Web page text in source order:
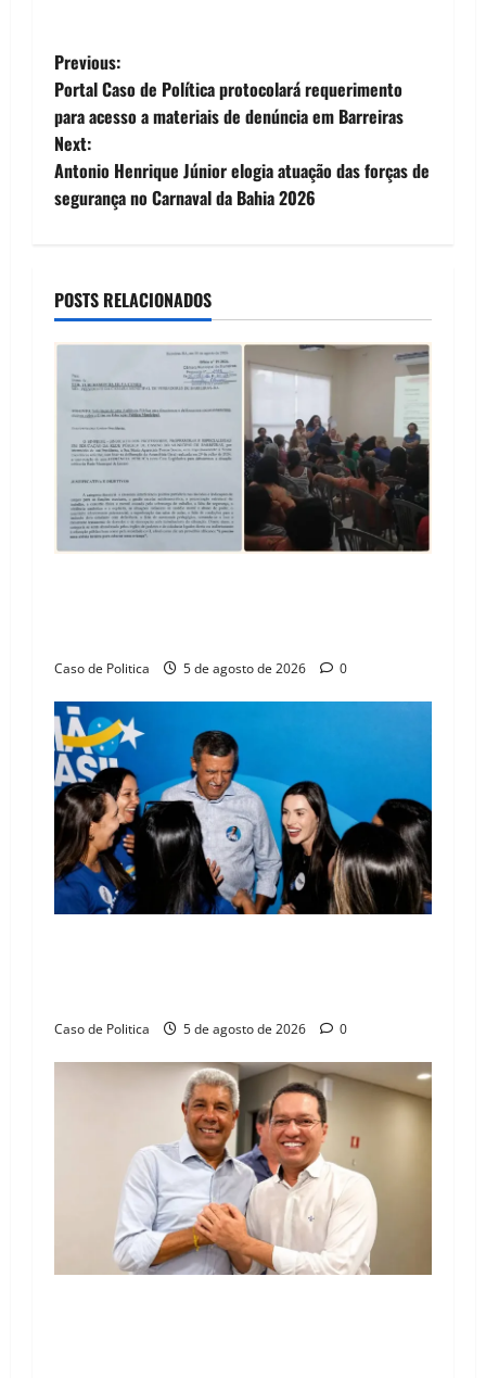
P
o
s
t
a
v
n
Previous:
Portal Caso de Política protocolará requerimento
para acesso a materiais de denúncia em Barreiras
Next:
Antonio Henrique Júnior elogia atuação das forças de
segurança no Carnaval da Bahia 2026
POSTS RELACIONADOS
Caso de Politica 5 de agosto de 2026 0
Caso de Politica 5 de agosto de 2026 0